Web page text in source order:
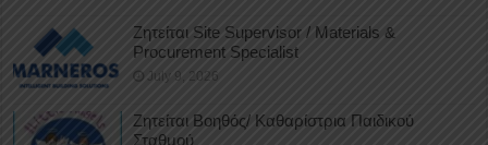
Ζητείται Site Supervisor / Materials &
Procurement Specialist
July 9, 2026
Ζητείται Βοηθός/ Καθαρίστρια Παιδικού
Σταθμού